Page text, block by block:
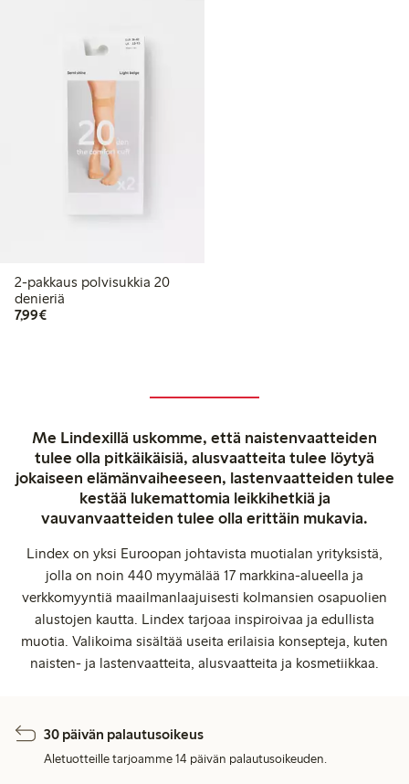
2-pakkaus polvisukkia 20
denieriä
7,99€7,99 €
Me Lindexillä uskomme, että naistenvaatteiden
tulee olla pitkäikäisiä, alusvaatteita tulee löytyä
jokaiseen elämänvaiheeseen, lastenvaatteiden tulee
kestää lukemattomia leikkihetkiä ja
vauvanvaatteiden tulee olla erittäin mukavia.
Lindex on yksi Euroopan johtavista muotialan yrityksistä,
jolla on noin 440 myymälää 17 markkina-alueella ja
verkkomyyntiä maailmanlaajuisesti kolmansien osapuolien
alustojen kautta. Lindex tarjoaa inspiroivaa ja edullista
muotia. Valikoima sisältää useita erilaisia konsepteja, kuten
naisten- ja lastenvaatteita, alusvaatteita ja kosmetiikkaa.
30 päivän palautusoikeus
Aletuotteille tarjoamme 14 päivän palautusoikeuden.